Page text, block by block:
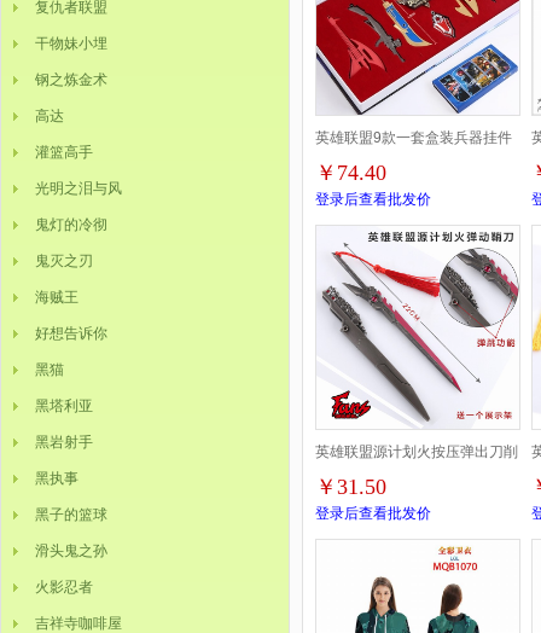
复仇者联盟
干物妹小埋
钢之炼金术
高达
灌篮高手
光明之泪与风
鬼灯的冷彻
鬼灭之刃
海贼王
好想告诉你
黑猫
黑塔利亚
黑岩射手
黑执事
黑子的篮球
滑头鬼之孙
火影忍者
吉祥寺咖啡屋
英雄联盟9款一套盒装兵器挂件
B款
￥74.40
登录后查看批发价
英雄联盟源计划火按压弹出刀削
武器合金兵器摆件 22CM 130G
￥31.50
登录后查看批发价